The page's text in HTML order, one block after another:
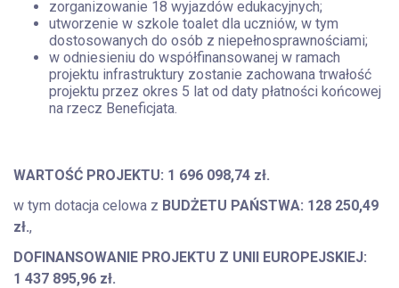
zorganizowanie 18 wyjazdów edukacyjnych;
utworzenie w szkole toalet dla uczniów, w tym
dostosowanych do osób z niepełnosprawnościami;
w odniesieniu do współfinansowanej w ramach
projektu infrastruktury zostanie zachowana trwałość
projektu przez okres 5 lat od daty płatności końcowej
na rzecz Beneficjata.
WARTOŚĆ PROJEKTU: 1 696 098,74 zł.
w tym dotacja celowa z BUDŻETU PAŃSTWA: 128 250,49
zł.,
DOFINANSOWANIE PROJEKTU Z UNII EUROPEJSKIEJ:
1 437 895,96 zł.